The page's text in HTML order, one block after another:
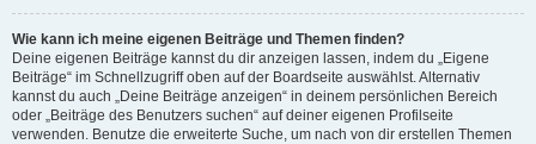
Wie kann ich meine eigenen Beiträge und Themen finden?
Deine eigenen Beiträge kannst du dir anzeigen lassen, indem du „Eigene
Beiträge“ im Schnellzugriff oben auf der Boardseite auswählst. Alternativ
kannst du auch „Deine Beiträge anzeigen“ in deinem persönlichen Bereich
oder „Beiträge des Benutzers suchen“ auf deiner eigenen Profilseite
verwenden. Benutze die erweiterte Suche, um nach von dir erstellen Themen